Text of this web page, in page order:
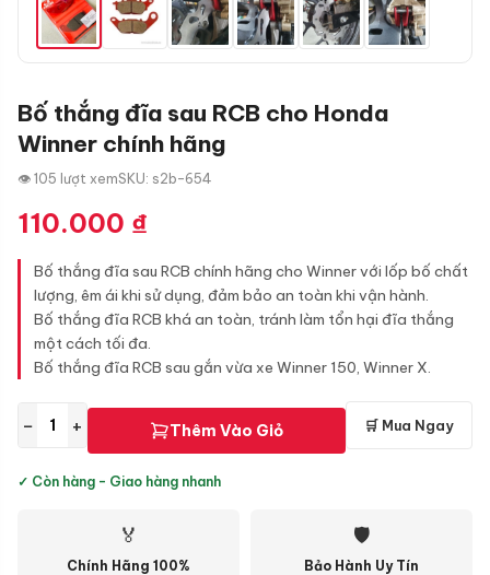
Bố thắng đĩa sau RCB cho Honda
Winner chính hãng
👁 105 lượt xemSKU: s2b-654
110.000 ₫
Bố thắng đĩa sau RCB chính hãng cho Winner với lốp bố chất
lượng, êm ái khi sử dụng, đảm bảo an toàn khi vận hành.
Bố thắng đĩa RCB khá an toàn, tránh làm tổn hại đĩa thắng
một cách tối đa.
Bố thắng đĩa RCB sau gắn vừa xe Winner 150, Winner X.
− + Thêm Vào Giỏ 🛒 Mua Ngay
✓ Còn hàng - Giao hàng nhanh
🏅
Chính Hãng 100%
🛡
Bảo Hành Uy Tín